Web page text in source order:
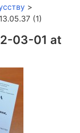
>
(1)
03-01 at